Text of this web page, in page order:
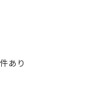
あり